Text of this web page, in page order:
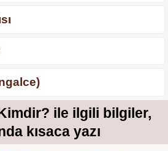
ile ilgili bilgiler,
kısaca yazı